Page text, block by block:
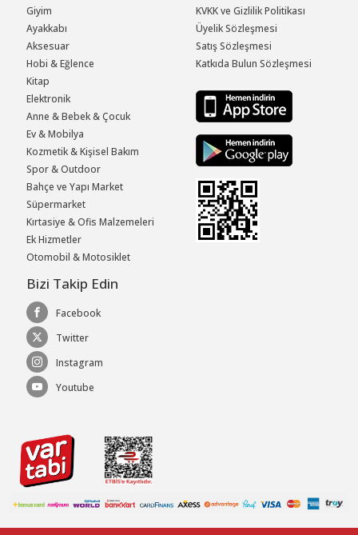
Giyim
Ayakkabı
Aksesuar
Hobi & Eğlence
Kitap
Elektronik
Anne & Bebek & Çocuk
Ev & Mobilya
Kozmetik & Kişisel Bakım
Spor & Outdoor
Bahçe ve Yapı Market
Süpermarket
Kırtasiye & Ofis Malzemeleri
Ek Hizmetler
Otomobil & Motosiklet
KVKK ve Gizlilik Politikası
Üyelik Sözleşmesi
Satış Sözleşmesi
Katkıda Bulun Sözleşmesi
Bizi Takip Edin
Facebook
Twitter
Instagram
Youtube